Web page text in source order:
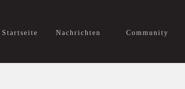
Startseite Nachrichten Community